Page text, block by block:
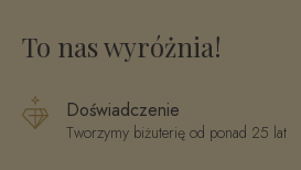
To nas wyróżnia!
Doświadczenie
Tworzymy biżuterię od ponad 25 lat